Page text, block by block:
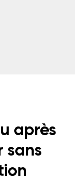
après
sans